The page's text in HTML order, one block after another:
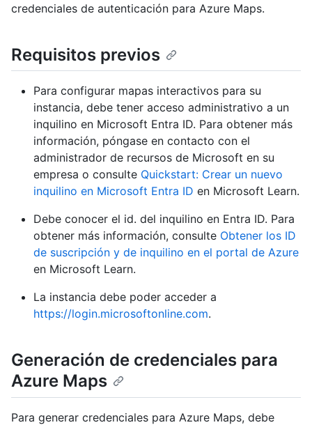
credenciales de autenticación para Azure Maps.
Requisitos previos
Para configurar mapas interactivos para su
instancia, debe tener acceso administrativo a un
inquilino en Microsoft Entra ID. Para obtener más
información, póngase en contacto con el
administrador de recursos de Microsoft en su
empresa o consulte Quickstart: Crear un nuevo
inquilino en Microsoft Entra ID en Microsoft Learn.
Debe conocer el id. del inquilino en Entra ID. Para
obtener más información, consulte Obtener los ID
de suscripción y de inquilino en el portal de Azure
en Microsoft Learn.
La instancia debe poder acceder a
https://login.microsoftonline.com.
Generación de credenciales para
Azure Maps
Para generar credenciales para Azure Maps, debe